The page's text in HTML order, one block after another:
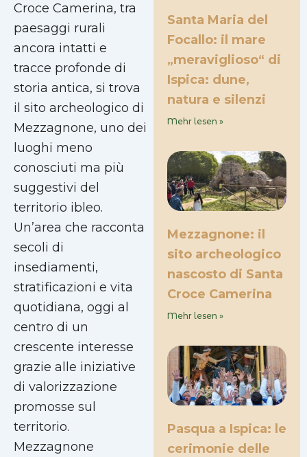
Croce Camerina, tra
paesaggi rurali
ancora intatti e
tracce profonde di
storia antica, si trova
il sito archeologico di
Mezzagnone, uno dei
luoghi meno
conosciuti ma più
suggestivi del
territorio ibleo.
Un’area che racconta
secoli di
insediamenti,
stratificazioni e vita
quotidiana, oggi al
centro di un
crescente interesse
grazie alle iniziative
di valorizzazione
promosse sul
territorio.
Mezzagnone
Santa Maria del
Focallo: il mare
„meraviglioso“ di
Ispica: dune,
natura e silenzi
Mehr lesen »
Mezzagnone: il
sito archeologico
nascosto di Santa
Croce Camerina
Mehr lesen »
Pasqua a Ispica: le
cerimonie delle